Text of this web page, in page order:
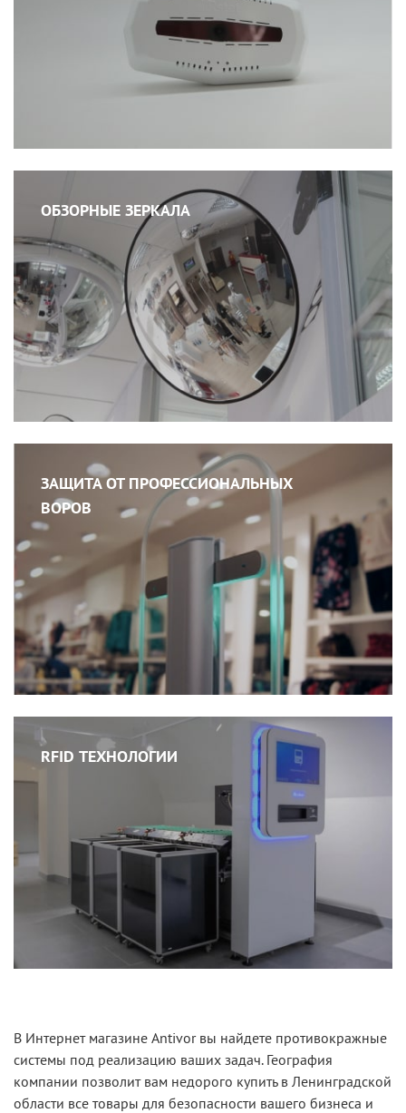
ОБЗОРНЫЕ ЗЕРКАЛА
ЗАЩИТА ОТ ПРОФЕССИОНАЛЬНЫХ
ВОРОВ
RFID ТЕХНОЛОГИИ
В Интернет магазине Antivor вы найдете противокражные
системы под реализацию ваших задач. География
компании позволит вам недорого купить в Ленинградской
области все товары для безопасности вашего бизнеса и